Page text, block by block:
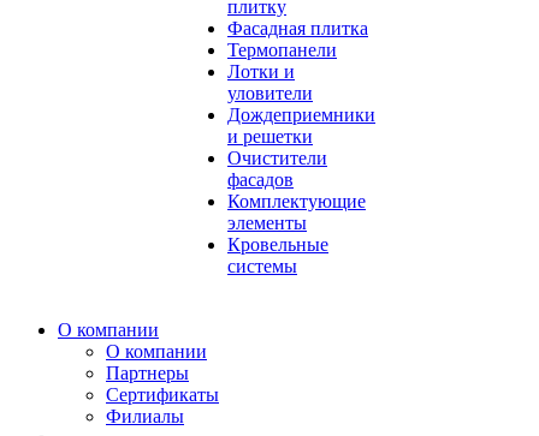
плитку
Фасадная плитка
Термопанели
Лотки и
уловители
Дождеприемники
и решетки
Очистители
фасадов
Комплектующие
элементы
Кровельные
системы
О компании
О компании
Партнеры
Сертификаты
Филиалы